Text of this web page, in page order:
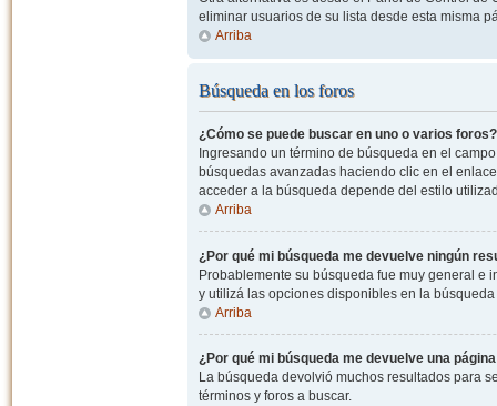
eliminar usuarios de su lista desde esta misma
Arriba
Búsqueda en los foros
¿Cómo se puede buscar en uno o varios foros?
Ingresando un término de búsqueda en el
búsquedas avanzadas haciendo clic en el
acceder a la búsqueda depende del estilo
Arriba
¿Por qué mi búsqueda me devuelve ningún
Probablemente su búsqueda fue muy general e
y utilizá las opciones disponibles en la
Arriba
¿Por qué mi búsqueda me devuelve una
La búsqueda devolvió muchos resultados para
términos y foros a buscar.